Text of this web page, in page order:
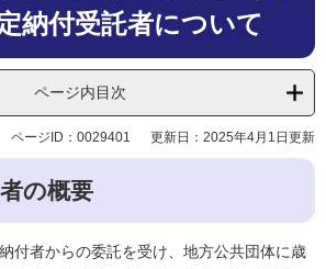
納付受託者について
ページ内目次
ページID：0029401 更新日：2025年4月1日更新
の概要
付者からの委託を受け、地方公共団体に歳